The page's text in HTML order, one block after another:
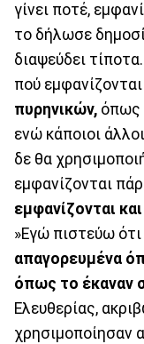
γίνει ποτέ,
το δήλωσε
διαψεύδει
πού
πυρηνικών, όπως
ενώ κάποιοι
δε θα
εμφανίζονται
εμφανίζονται
»Εγώ πιστεύω ότι
απαγορευμένα
όπως το έκαναν
Ελευθερίας,
χρησιμοποίησαν